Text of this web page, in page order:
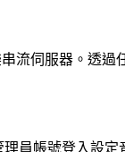
流伺服器。透過
員帳號登入設定